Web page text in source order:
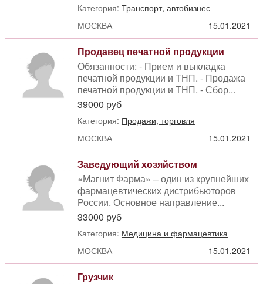
Категория: Транспорт, автобизнес
МОСКВА
15.01.2021
Продавец печатной продукции
Обязанности: - Прием и выкладка
печатной продукции и ТНП. - Продажа
печатной продукции и ТНП. - Сбор...
39000 руб
Категория: Продажи, торговля
МОСКВА
15.01.2021
Заведующий хозяйством
«Магнит Фарма» – один из крупнейших
фармацевтических дистрибьюторов
России. Основное направление...
33000 руб
Категория: Медицина и фармацевтика
МОСКВА
15.01.2021
Грузчик